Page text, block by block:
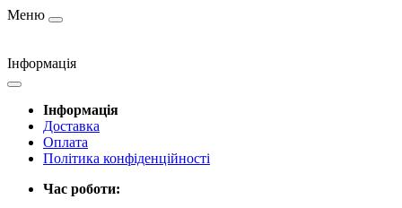
Меню
Інформація
Інформація
Доставка
Оплата
Політика конфіденційності
Час роботи: